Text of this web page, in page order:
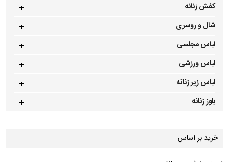
کفش زنانه
شال و روسری
لباس مجلسی
لباس ورزشی
لباس زیر زنانه
بلوز زنانه
خرید بر اساس